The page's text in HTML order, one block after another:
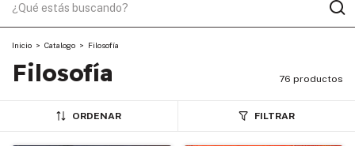
Inicio > Catalogo > Filosofía
Filosofía 76 productos
ORDENAR FILTRAR